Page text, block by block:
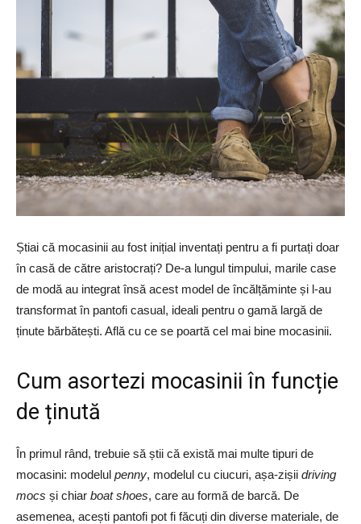
Știai că mocasinii au fost inițial inventați pentru a fi purtați doar
în casă de către aristocrați? De-a lungul timpului, marile case
de modă au integrat însă acest model de încălțăminte și l-au
transformat în pantofi casual, ideali pentru o gamă largă de
ținute bărbătești. Află cu ce se poartă cel mai bine mocasinii.
Cum asortezi mocasinii în funcție
de ținută
În primul rând, trebuie să știi că există mai multe tipuri de
mocasini: modelul penny, modelul cu ciucuri, așa-zișii driving
mocs și chiar boat shoes, care au formă de barcă. De
asemenea, acești pantofi pot fi făcuți din diverse materiale, de